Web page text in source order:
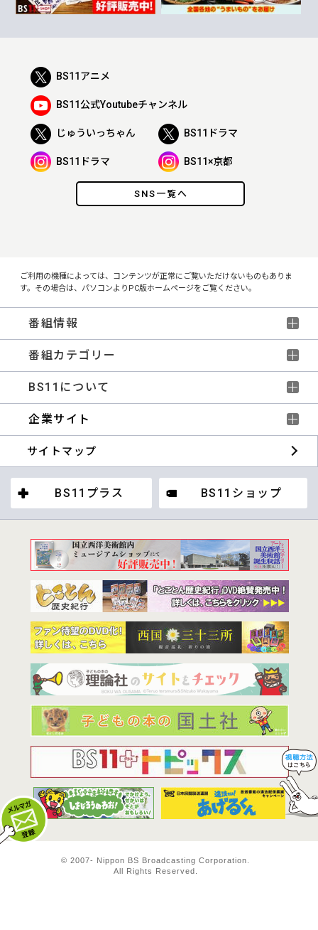
SNS一覧へ
BS11アニメ
BS11公式Youtubeチャンネル
じゅういっちゃん BS11ドラマ
BS11ドラマ BS11×京都
ご利用の機種によっては、コンテンツが正常にご覧いただけないものもありま
す。その場合は、パソコンよりPC版ホームページをご覧ください。
番組情報
番組カテゴリー
BS11について
企業サイト
サイトマップ
BS11プラス BS11ショップ
© 2007- Nippon BS Broadcasting Corporation.
All Rights Reserved.